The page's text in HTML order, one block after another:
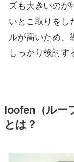
ズも大きいのが
いとこ取りをし
ルが高いため、
しっかり検討す
loofen（ルー
とは？